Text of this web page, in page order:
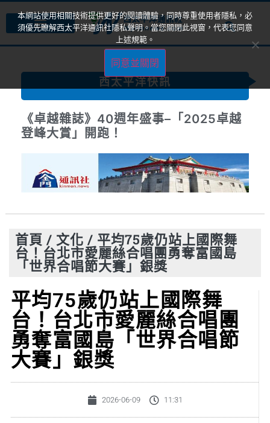
西太平洋快訊
《卓越雜誌》40週年盛事–「2025卓越
登峰大賞」開跑！
首頁 / 文化 / 平均75歲仍站上國際舞
台！台北市愛麗絲合唱團勇奪富國島
「世界合唱節大賽」銀獎
平均75歲仍站上國際舞
台！台北市愛麗絲合唱團
勇奪富國島「世界合唱節
大賽」銀獎
2026-06-09 11:31
本網站使用相關技術提供更好的閱讀體驗，同時尊重使用者隱私，必
須優先瞭解西太平洋通訊社隱私聲明。當您關閉此視窗，代表您同意
上述規範。
同意並關閉